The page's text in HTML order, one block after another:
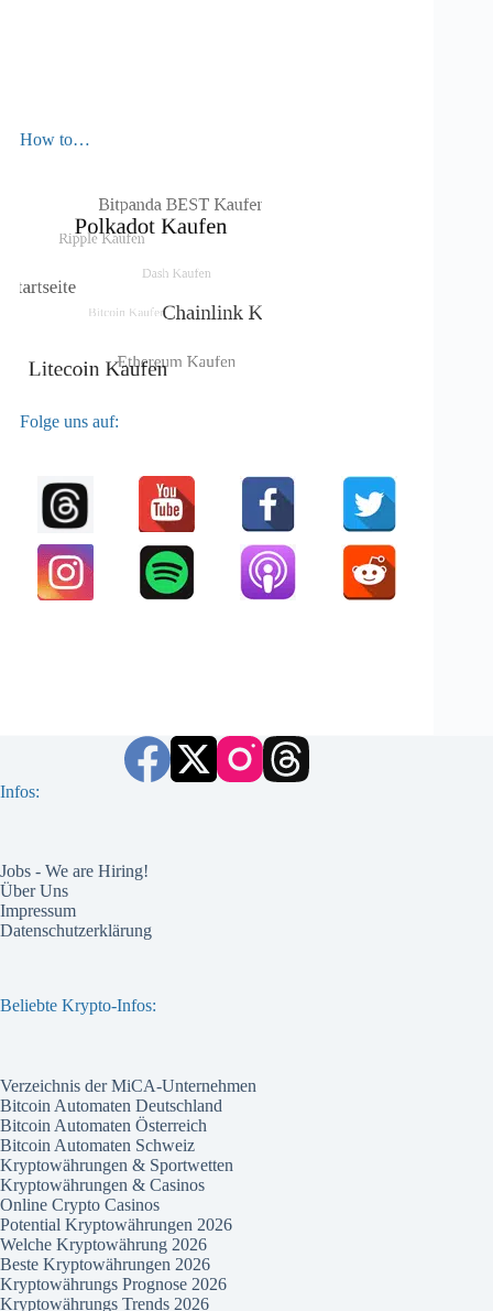
How to…
Folge uns auf:
Infos:
Jobs - We are Hiring!
Über Uns
Impressum
Datenschutzerklärung
Beliebte Krypto-Infos:
Verzeichnis der MiCA-Unternehmen
Bitcoin Automaten Deutschland
Bitcoin Automaten Österreich
Bitcoin Automaten Schweiz
Kryptowährungen & Sportwetten
Kryptowährungen & Casinos
Online Crypto Casinos
Potential Kryptowährungen 2026
Welche Kryptowährung 2026
Beste Kryptowährungen 2026
Kryptowährungs Prognose 2026
Kryptowährungs Trends 2026